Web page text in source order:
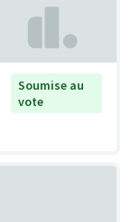
Soumise au
vote